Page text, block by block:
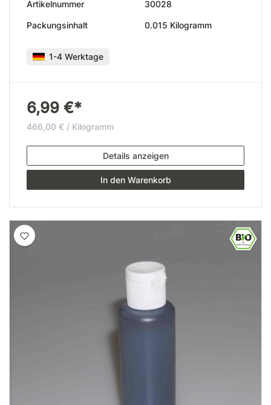
Artikelnummer 30028
Packungsinhalt 0.015 Kilogramm
1-4 Werktage
6,99 €*
466,00 € / Kilogramm
Details anzeigen
In den Warenkorb